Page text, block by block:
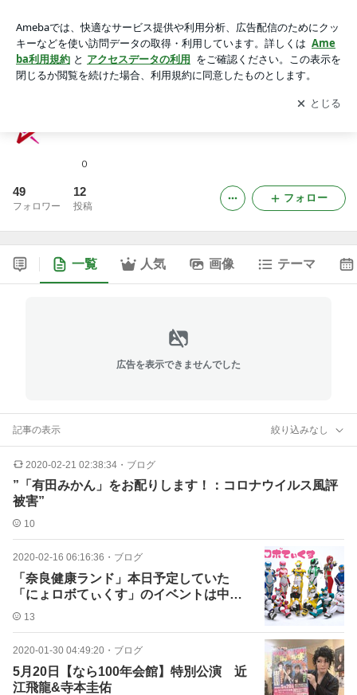
アプリをダウンロードして ブログの更新通知
を受け取りまし
ょう。
開く
０
49
フォロワー
12
投稿
フォロー
一覧 人気 画像 テーマ
広告を表示できませんでした
記事の表示 絞り込みなし
2020-02-21 02:38:34 ・ ブログ
”「有田みかん」をお配りします！：コロナウイルス風評
被害”
10
2020-02-16 06:16:36 ・ ブログ
「奈良健康ランド」本日予定していた
「にょロボてぃくす」のイベントは中止
です
13
2020-01-30 04:49:20 ・ ブログ
5月20日【なら100年会館】特別公演 近
江飛龍&寺本圭佑